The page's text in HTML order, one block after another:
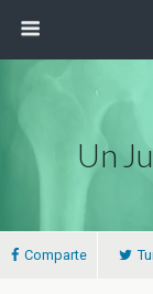
Un
Comparte